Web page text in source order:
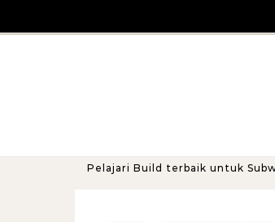
Pelajari Build terbaik untuk